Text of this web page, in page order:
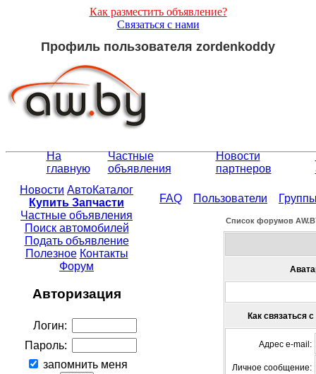
Как разместить объявление?
Связаться с нами
Профиль пользователя zordenkoddy
На
главную
Частные
объявления
Новости
партнеров
Новости АвтоКаталог
Купить Запчасти
Частные объявления
Поиск автомобилей
Подать объявление
Полезное Контакты
Форум
Авторизация
Логин:
Пароль:
запомнить меня
FAQ Пользователи
Список форумов
Как связаться
Адрес e-mail:
Личное сообщение: